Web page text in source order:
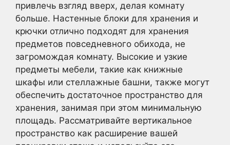
привлечь взгляд вверх, делая комнату
больше. Настенные блоки для хранения и
крючки отлично подходят для хранения
предметов повседневного обихода, не
загромождая комнату. Высокие и узкие
предметы мебели, такие как книжные
шкафы или стеллажные башни, также могут
обеспечить достаточное пространство для
хранения, занимая при этом минимальную
площадь. Рассматривайте вертикальное
пространство как расширение вашей